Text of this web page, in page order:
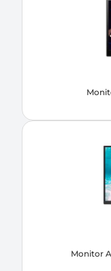
Monitor